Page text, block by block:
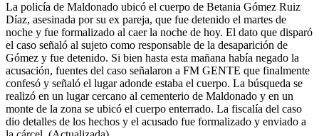
La policía de Maldonado ubicó el cuerpo de Betania Gómez Ruiz
Díaz, asesinada por su ex pareja, que fue detenido el martes de
noche y fue formalizado al caer la noche de hoy. El dato que disparó
el caso señaló al sujeto como responsable de la desaparición de
Gómez y fue detenido. Si bien hasta esta mañana había negado la
acusación, fuentes del caso señalaron a FM GENTE que finalmente
confesó y señaló el lugar adonde estaba el cuerpo. La búsqueda se
realizó en un lugar cercano al cementerio de Maldonado y en un
monte de la zona se ubicó el cuerpo enterrado. La fiscalía del caso
dio detalles de los hechos y el acusado fue formalizado y enviado a